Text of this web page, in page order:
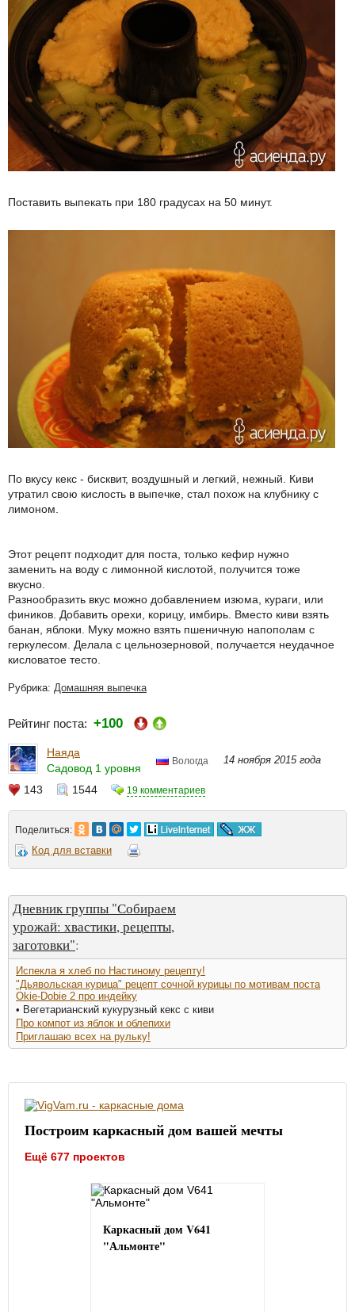
Поставить выпекать при 180 градусах на 50 минут.
По вкусу кекс - бисквит, воздушный и легкий, нежный. Киви
утратил свою кислость в выпечке, стал похож на клубнику с
лимоном.
Этот рецепт подходит для поста, только кефир нужно
заменить на воду с лимонной кислотой, получится тоже
вкусно.
Разнообразить вкус можно добавлением изюма, кураги, или
фиников. Добавить орехи, корицу, имбирь. Вместо киви взять
банан, яблоки. Муку можно взять пшеничную напополам с
геркулесом. Делала с цельнозерновой, получается неудачное
кисловатое тесто.
Рубрика: Домашняя выпечка
Рейтинг поста: +100
Наяда
Садовод 1 уровня
Вологда 14 ноября 2015 года
143 1544 19 комментариев
Поделиться:
Код для вставки
Дневник группы "Собираем
урожай: хвастики, рецепты,
заготовки":
Испекла я хлеб по Настиному рецепту!
"Дьявольская курица" рецепт сочной курицы по мотивам поста
Okie-Dobie 2 про индейку
• Вегетарианский кукурузный кекс с киви
Про компот из яблок и облепихи
Приглашаю всех на рульку!
Построим каркасный дом вашей мечты
Ещё 677 проектов
Каркасный дом V641
"Альмонте"